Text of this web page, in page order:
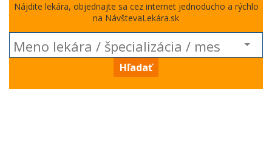
Nájdite lekára, objednajte sa cez internet jednoducho a rýchlo
na NávštevaLekára.sk
Hľadať